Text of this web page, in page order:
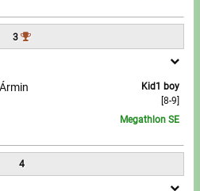
3
Kid1 boy
[8-9]
Megathlon SE
4